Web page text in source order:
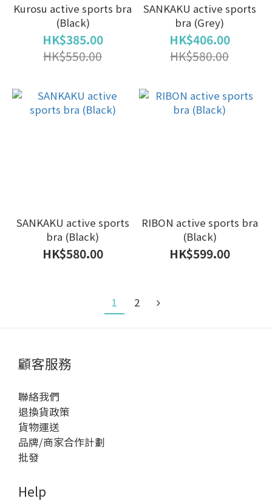
Kurosu active sports bra
(Black)
HK$385.00
HK$550.00
SANKAKU active sports
bra (Grey)
HK$406.00
HK$580.00
SANKAKU active sports
bra (Black)
HK$580.00
RIBON active sports bra
(Black)
HK$599.00
1 2
顧客服務
聯絡我們
退換貨政策
貨物運送
品牌/商家合作計劃
批發
Help